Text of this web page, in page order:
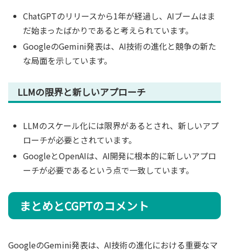
ChatGPTのリリースから1年が経過し、AIブームはま
だ始まったばかりであると考えられています。
GoogleのGemini発表は、AI技術の進化と競争の新た
な局面を示しています。
LLMの限界と新しいアプローチ
LLMのスケール化には限界があるとされ、新しいアプ
ローチが必要とされています。
GoogleとOpenAIは、AI開発に根本的に新しいアプロ
ーチが必要であるという点で一致しています。
まとめとCGPTのコメント
GoogleのGemini発表は、AI技術の進化における重要なマ